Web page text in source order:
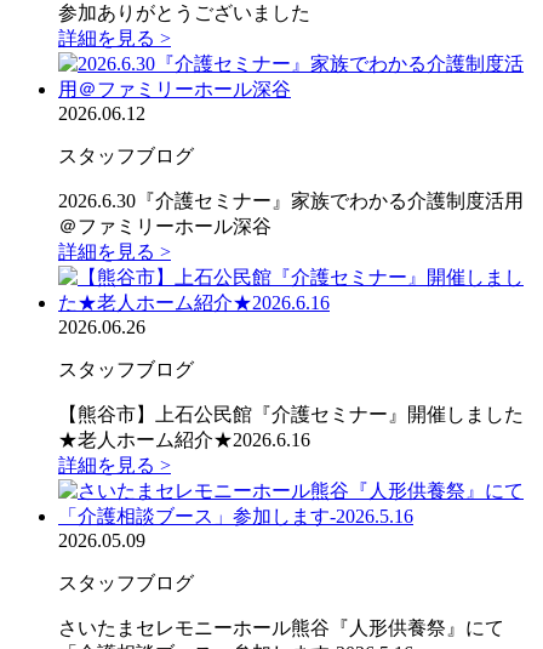
参加ありがとうございました
詳細を見る >
2026.06.12
スタッフブログ
2026.6.30『介護セミナー』家族でわかる介護制度活用
＠ファミリーホール深谷
詳細を見る >
2026.06.26
スタッフブログ
【熊谷市】上石公民館『介護セミナー』開催しました
★老人ホーム紹介★2026.6.16
詳細を見る >
2026.05.09
スタッフブログ
さいたまセレモニーホール熊谷『人形供養祭』にて